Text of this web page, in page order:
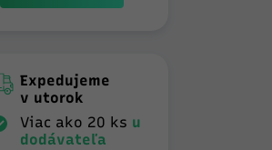
Expedujeme
v utorok
Viac ako 20 ks u
dodávateľa